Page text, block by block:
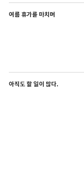
여름 휴가를 마치며
아직도 할 일이 많다.